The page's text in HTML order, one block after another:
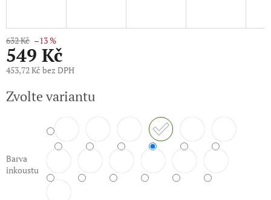
632 Kč –13 %
549 Kč
453,72 Kč bez DPH
cena:
Zvolte variantu
Barva
inkoustu